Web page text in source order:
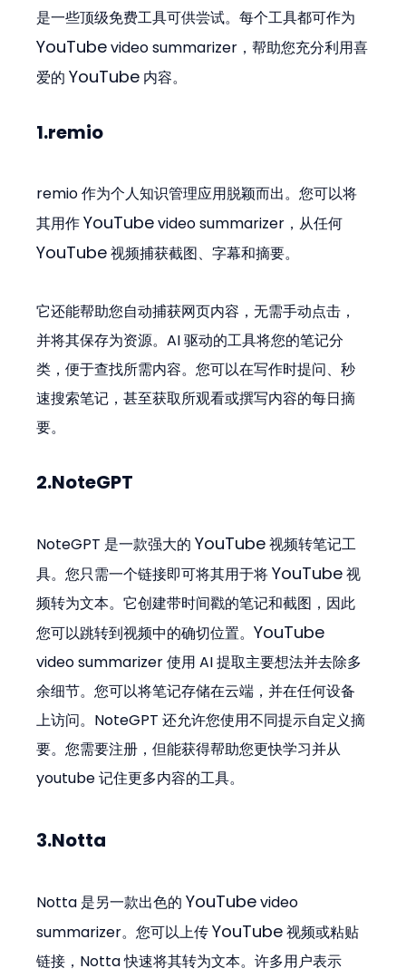
是一些顶级免费工具可供尝试。每个工具都可作为
YouTube video summarizer，帮助您充分利用喜
爱的 YouTube 内容。
1.remio
remio 作为个人知识管理应用脱颖而出。您可以将
其用作 YouTube video summarizer，从任何
YouTube 视频捕获截图、字幕和摘要。
它还能帮助您自动捕获网页内容，无需手动点击，
并将其保存为资源。AI 驱动的工具将您的笔记分
类，便于查找所需内容。您可以在写作时提问、秒
速搜索笔记，甚至获取所观看或撰写内容的每日摘
要。
2.NoteGPT
NoteGPT 是一款强大的 YouTube 视频转笔记工
具。您只需一个链接即可将其用于将 YouTube 视
频转为文本。它创建带时间戳的笔记和截图，因此
您可以跳转到视频中的确切位置。YouTube
video summarizer 使用 AI 提取主要想法并去除多
余细节。您可以将笔记存储在云端，并在任何设备
上访问。NoteGPT 还允许您使用不同提示自定义摘
要。您需要注册，但能获得帮助您更快学习并从
youtube 记住更多内容的工具。
3.Notta
Notta 是另一款出色的 YouTube video
summarizer。您可以上传 YouTube 视频或粘贴
链接，Notta 快速将其转为文本。许多用户表示